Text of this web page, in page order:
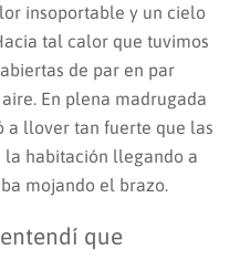
insoportable y un cielo
tal calor que tuvimos
de par en par
En plena madrugada
a llover tan fuerte que las
la habitación llegando a
mojando el brazo.
que